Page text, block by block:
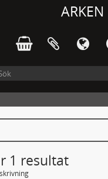
ARKEN
1 resultat